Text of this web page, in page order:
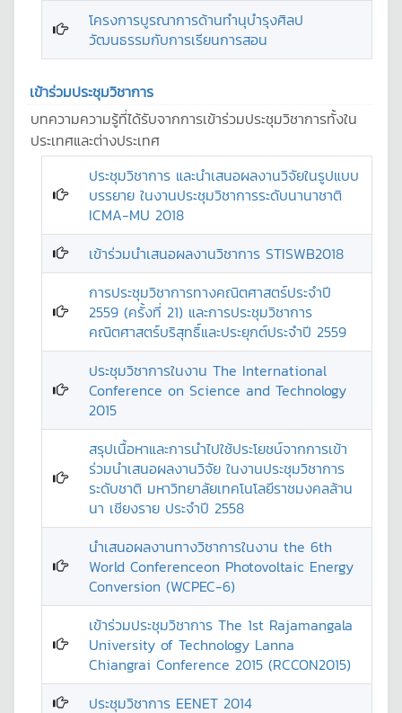
โครงการบูรณาการด้านทำนุบำรุงศิลป
วัฒนธรรมกับการเรียนการสอน
เข้าร่วมประชุมวิชาการ
บทความความรู้ที่ได้รับจากการเข้าร่วมประชุมวิชาการทั้งใน
ประเทศและต่างประเทศ
ประชุมวิชาการ และนำเสนอผลงานวิจัยในรูปแบบ
บรรยาย ในงานประชุมวิชาการระดับนานาชาติ
ICMA-MU 2018
เข้าร่วมนำเสนอผลงานวิชาการ STISWB2018
การประชุมวิชาการทางคณิตศาสตร์ประจำปี
2559 (ครั้งที่ 21) และการประชุมวิชาการ
คณิตศาสตร์บริสุทธิ์และประยุกต์ประจำปี 2559
ประชุมวิชาการในงาน The International
Conference on Science and Technology
2015
สรุปเนื้อหาและการนำไปใช้ประโยชน์จากการเข้า
ร่วมนำเสนอผลงานวิจัย ในงานประชุมวิชาการ
ระดับชาติ มหาวิทยาลัยเทคโนโลยีราชมงคลล้าน
นา เชียงราย ประจำปี 2558
นำเสนอผลงานทางวิชาการในงาน the 6th
World Conferenceon Photovoltaic Energy
Conversion (WCPEC-6)
เข้าร่วมประชุมวิชาการ The 1st Rajamangala
University of Technology Lanna
Chiangrai Conference 2015 (RCCON2015)
ประชุมวิชาการ EENET 2014